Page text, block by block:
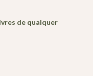
de qualquer